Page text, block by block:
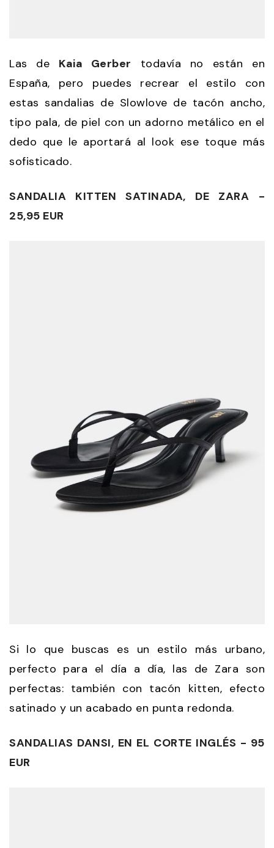
Las de Kaia Gerber todavía no están en
España, pero puedes recrear el estilo con
estas sandalias de Slowlove de tacón ancho,
tipo pala, de piel con un adorno metálico en el
dedo que le aportará al look ese toque más
sofisticado.
SANDALIA KITTEN SATINADA, DE ZARA -
25,95 EUR
Si lo que buscas es un estilo más urbano,
perfecto para el día a día, las de Zara son
perfectas: también con tacón kitten, efecto
satinado y un acabado en punta redonda.
SANDALIAS DANSI, EN EL CORTE INGLÉS - 95
EUR